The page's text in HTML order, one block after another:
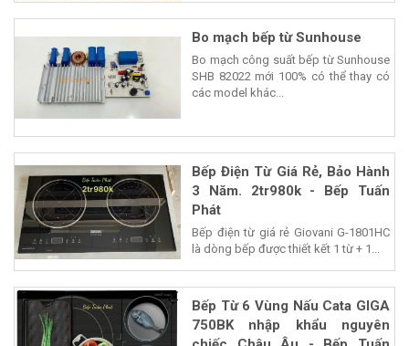
Bo mạch bếp từ Sunhouse
Bo mạch công suất bếp từ Sunhouse
SHB 82022 mới 100% có thể thay có
các model khác...
Bếp Điện Từ Giá Rẻ, Bảo Hành
3 Năm. 2tr980k - Bếp Tuấn
Phát
Bếp điện từ giá rẻ Giovani G-1801HC
là dòng bếp được thiết kết 1 từ + 1...
Bếp Từ 6 Vùng Nấu Cata GIGA
750BK nhập khẩu nguyên